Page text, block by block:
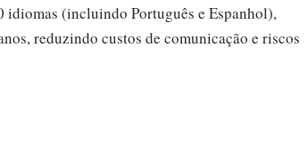
idiomas (incluindo Português e Espanhol),
reduzindo custos de comunicação e riscos